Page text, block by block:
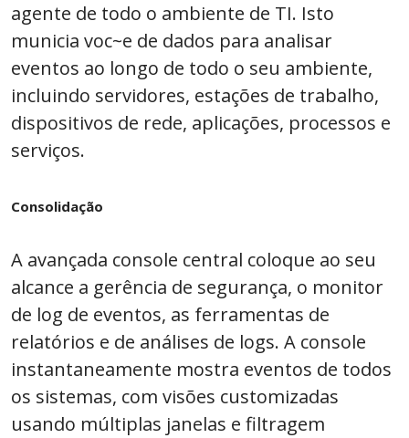
agente de todo o ambiente de TI. Isto
municia voc~e de dados para analisar
eventos ao longo de todo o seu ambiente,
incluindo servidores, estações de trabalho,
dispositivos de rede, aplicações, processos e
serviços.
Consolidação
A avançada console central coloque ao seu
alcance a gerência de segurança, o monitor
de log de eventos, as ferramentas de
relatórios e de análises de logs. A console
instantaneamente mostra eventos de todos
os sistemas, com visões customizadas
usando múltiplas janelas e filtragem